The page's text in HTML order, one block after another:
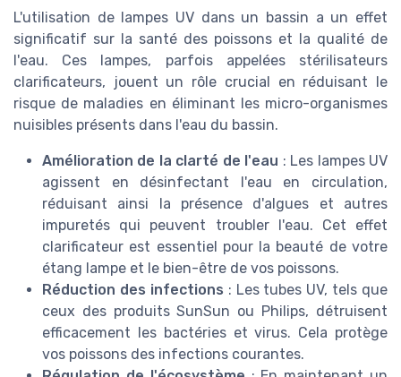
L'utilisation de lampes UV dans un bassin a un effet
significatif sur la santé des poissons et la qualité de
l'eau. Ces lampes, parfois appelées stérilisateurs
clarificateurs, jouent un rôle crucial en réduisant le
risque de maladies en éliminant les micro-organismes
nuisibles présents dans l'eau du bassin.
Amélioration de la clarté de l'eau : Les lampes UV
agissent en désinfectant l'eau en circulation,
réduisant ainsi la présence d'algues et autres
impuretés qui peuvent troubler l'eau. Cet effet
clarificateur est essentiel pour la beauté de votre
étang lampe et le bien-être de vos poissons.
Réduction des infections : Les tubes UV, tels que
ceux des produits SunSun ou Philips, détruisent
efficacement les bactéries et virus. Cela protège
vos poissons des infections courantes.